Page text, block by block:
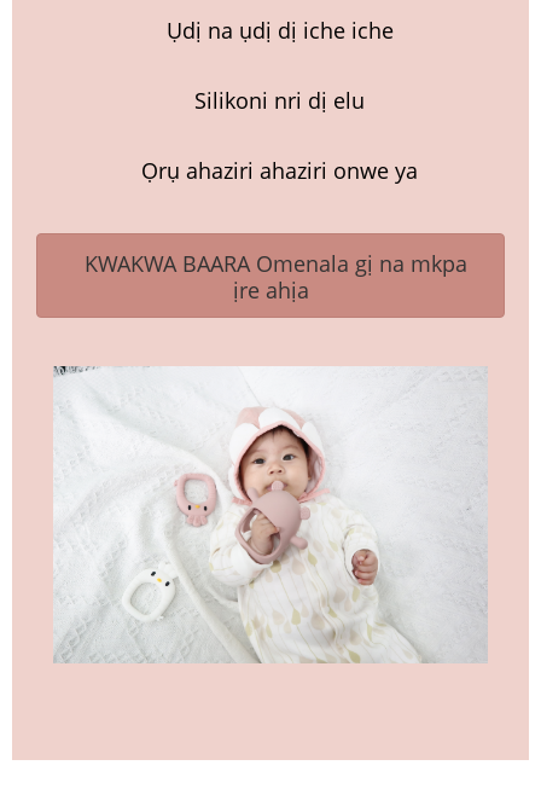
Ụdị na ụdị dị iche iche
Silikoni nri dị elu
Ọrụ ahaziri ahaziri onwe ya
KWAKWA BAARA Omenala gị na mkpa
ịre ahịa